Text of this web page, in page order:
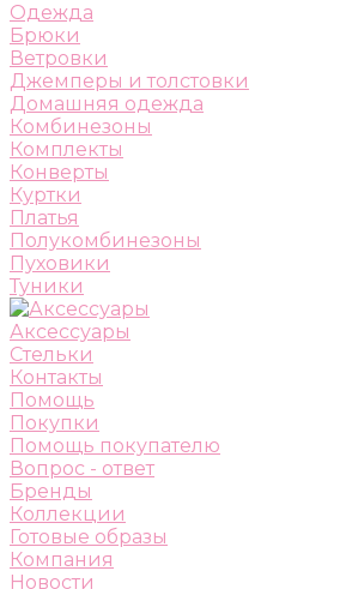
Одежда
Брюки
Ветровки
Джемперы и толстовки
Домашняя одежда
Комбинезоны
Комплекты
Конверты
Куртки
Платья
Полукомбинезоны
Пуховики
Туники
Аксессуары
Стельки
Контакты
Помощь
Покупки
Помощь покупателю
Вопрос - ответ
Бренды
Коллекции
Готовые образы
Компания
Новости